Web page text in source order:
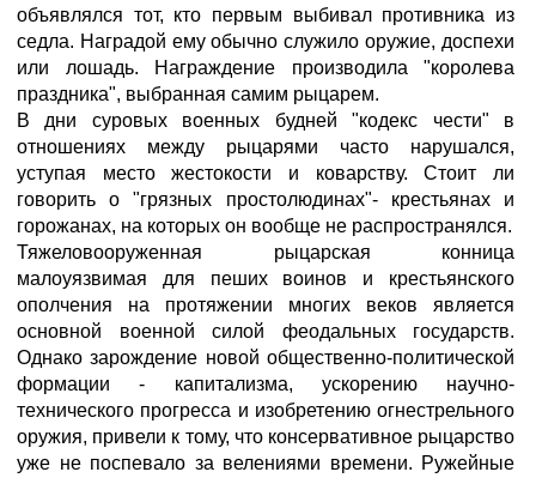
объявлялся тот, кто первым выбивал противника из
седла. Наградой ему обычно служило оружие, доспехи
или лошадь. Награждение производила "королева
праздника", выбранная самим рыцарем.
В дни суровых военных будней "кодекс чести" в
отношениях между рыцарями часто нарушался,
уступая место жестокости и коварству. Стоит ли
говорить о "грязных простолюдинах"- крестьянах и
горожанах, на которых он вообще не распространялся.
Тяжеловооруженная рыцарская конница
малоуязвимая для пеших воинов и крестьянского
ополчения на протяжении многих веков является
основной военной силой феодальных государств.
Однако зарождение новой общественно-политической
формации - капитализма, ускорению научно-
технического прогресса и изобретению огнестрельного
оружия, привели к тому, что консервативное рыцарство
уже не поспевало за велениями времени. Ружейные